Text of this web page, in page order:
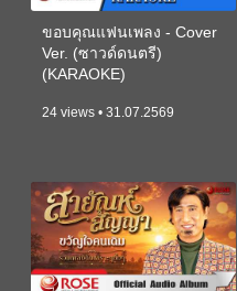
ขอบคุณแฟนเพลง - Cover
Ver. (ซาวด์ดนตรี)
(KARAOKE)
24 views • 31.07.2569